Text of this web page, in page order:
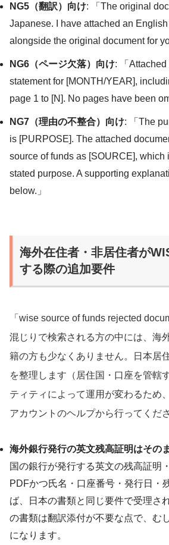
NG5（翻訳）向け: 「The original
Japanese. I have attached an
alongside the original document for
NG6（ページ欠落）向け: 「
statement for [MONTH/YEAR],
page 1 to [N]. No pages have been
NG7（理由の不整合）向け: 「The
is [PURPOSE]. The attached
source of funds as [SOURCE], which
stated purpose. A supporting
below.」
海外在住者・非居住者が
する際の追加要件
「wise source of funds rejected
混じりで検索される方の中には、海
籍の方も少なくありません。日本居
を整理します（居住国・口座を管轄
ティティによって運用が変わるため
アカウントのヘルプから行ってくだ
海外銀行発行の英文残高証明はその
国の銀行が発行する英文の残高証明
PDFかつ氏名・口座番号・発行日・
ば、日本の書類と同じ要件で受理さ
の書類は翻訳添付が不要な点で、む
になります。